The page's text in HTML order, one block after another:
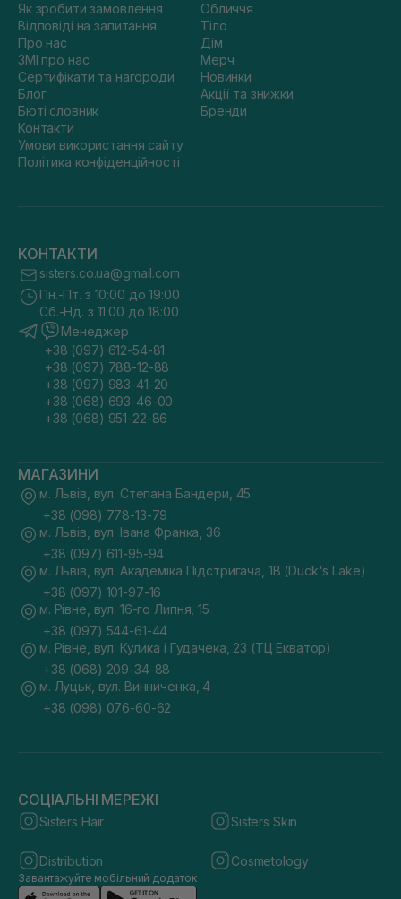
Як зробити замовлення
Відповіді на запитання
Про нас
ЗМІ про нас
Сертифікати та нагороди
Блог
Бюті словник
Контакти
Умови використання сайту
Політика конфіденційності
Обличчя
Тіло
Дім
Мерч
Новинки
Акції та знижки
Бренди
КОНТАКТИ
sisters.co.ua@gmail.com
Пн.-Пт. з 10:00 до 19:00
Сб.-Нд. з 11:00 до 18:00
Менеджер
+38 (097) 612-54-81
+38 (097) 788-12-88
+38 (097) 983-41-20
+38 (068) 693-46-00
+38 (068) 951-22-86
МАГАЗИНИ
м. Львів, вул. Степана Бандери, 45
+38 (098) 778-13-79
м. Львів, вул. Івана Франка, 36
+38 (097) 611-95-94
м. Львів, вул. Академіка Підстригача, 1В (Duck's Lake)
+38 (097) 101-97-16
м. Рівне, вул. 16-го Липня, 15
+38 (097) 544-61-44
м. Рівне, вул. Кулика і Гудачека, 23 (ТЦ Екватор)
+38 (068) 209-34-88
м. Луцьк, вул. Винниченка, 4
+38 (098) 076-60-62
СОЦІАЛЬНІ МЕРЕЖІ
Sisters Hair Sisters Skin
Distribution Cosmetology
Завантажуйте мобільний додаток